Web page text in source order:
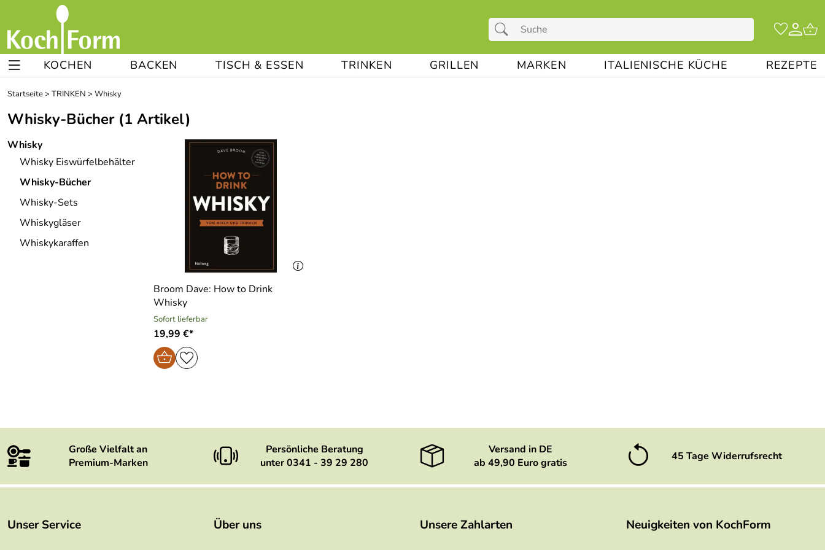
KOCHEN BACKEN TISCH & ESSEN TRINKEN GRILLEN MARKEN ITALIENISCHE KÜCHE REZEPTE
Startseite> TRINKEN > Whisky
Whisky-Bücher(1 Artikel)
Whisky
Whisky Eiswürfelbehälter
Whisky-Bücher
Whisky-Sets
Whiskygläser
Whiskykaraffen
Broom Dave: How to Drink
Whisky
Sofort lieferbar
19,99 €*
Große Vielfalt an
Premium-Marken
Persönliche Beratung
unter 0341 - 39 29 280
Versand in DE
ab 49,90 Euro gratis
45 Tage Widerrufsrecht
Unser Service Über uns Unsere Zahlarten Neuigkeiten von KochForm